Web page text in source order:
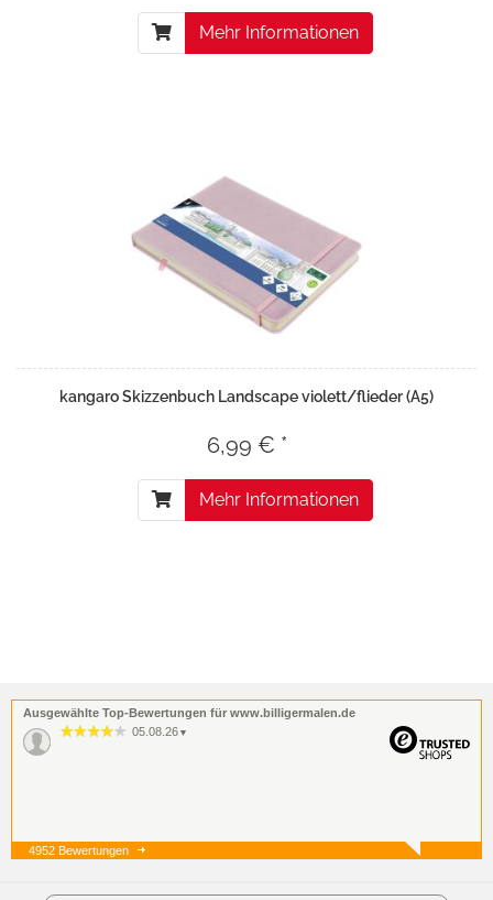
Mehr Informationen
kangaro Skizzenbuch Landscape violett/flieder (A5)
6,99 € *
Mehr Informationen
Ausgewählte Top-Bewertungen für www.billigermalen.de
05.08.26 ▼
05.08.26 ▼
4952 Bewertungen